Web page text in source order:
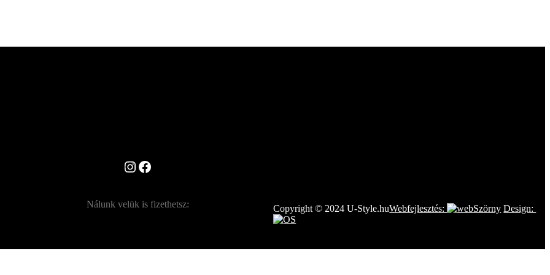
Instagram
Facebook
Nálunk velük is fizethetsz: Copyright © 2024 U-Style.huWebfejlesztés: Design: